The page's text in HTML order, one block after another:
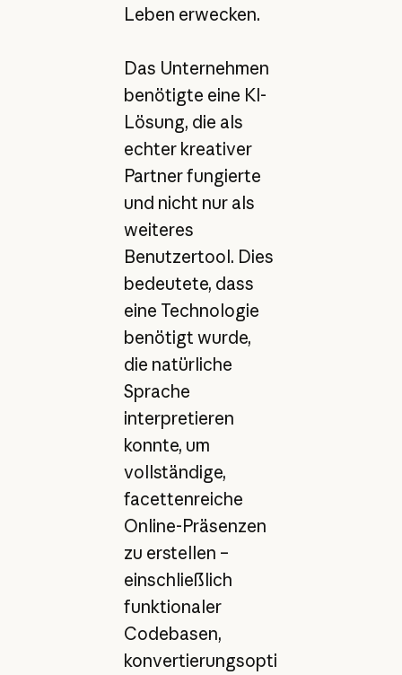
Leben erwecken.
Das Unternehmen
benötigte eine KI-
Lösung, die als
echter kreativer
Partner fungierte
und nicht nur als
weiteres
Benutzertool. Dies
bedeutete, dass
eine Technologie
benötigt wurde,
die natürliche
Sprache
interpretieren
konnte, um
vollständige,
facettenreiche
Online-Präsenzen
zu erstellen –
einschließlich
funktionaler
Codebasen,
konvertierungsopti